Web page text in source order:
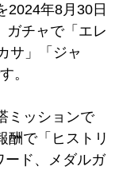
2024年8月30日
ガチャで「エレ
サ」「ジャ
。
ミッションで
酬で「ヒストリ
ード、メダルガ